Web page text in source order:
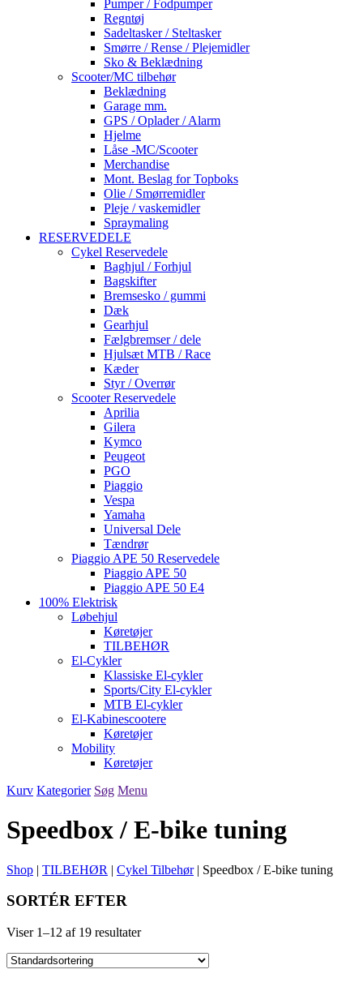
Pumper / Fodpumper
Regntøj
Sadeltasker / Steltasker
Smørre / Rense / Plejemidler
Sko & Beklædning
Scooter/MC tilbehør
Beklædning
Garage mm.
GPS / Oplader / Alarm
Hjelme
Låse -MC/Scooter
Merchandise
Mont. Beslag for Topboks
Olie / Smørremidler
Pleje / vaskemidler
Spraymaling
RESERVEDELE
Cykel Reservedele
Baghjul / Forhjul
Bagskifter
Bremsesko / gummi
Dæk
Gearhjul
Fælgbremser / dele
Hjulsæt MTB / Race
Kæder
Styr / Overrør
Scooter Reservedele
Aprilia
Gilera
Kymco
Peugeot
PGO
Piaggio
Vespa
Yamaha
Universal Dele
Tændrør
Piaggio APE 50 Reservedele
Piaggio APE 50
Piaggio APE 50 E4
100% Elektrisk
Løbehjul
Køretøjer
TILBEHØR
El-Cykler
Klassiske El-cykler
Sports/City El-cykler
MTB El-cykler
El-Kabinescootere
Køretøjer
Mobility
Køretøjer
Kurv Kategorier Søg Menu
Speedbox / E-bike tuning
Shop | TILBEHØR | Cykel Tilbehør| Speedbox / E-bike tuning
SORTÉR EFTER
Viser 1–12 af 19 resultater